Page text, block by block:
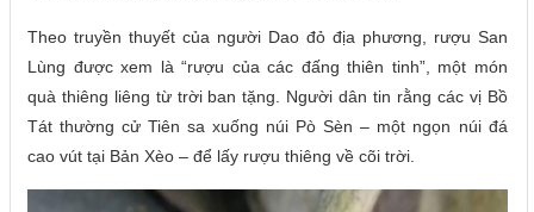
Theo truyền thuyết của người Dao đỏ địa phương, rượu San
Lùng được xem là “rượu của các đấng thiên tinh”, một món
quà thiêng liêng từ trời ban tặng. Người dân tin rằng các vị Bồ
Tát thường cử Tiên sa xuống núi Pò Sèn – một ngọn núi đá
cao vút tại Bản Xèo – để lấy rượu thiêng về cõi trời.